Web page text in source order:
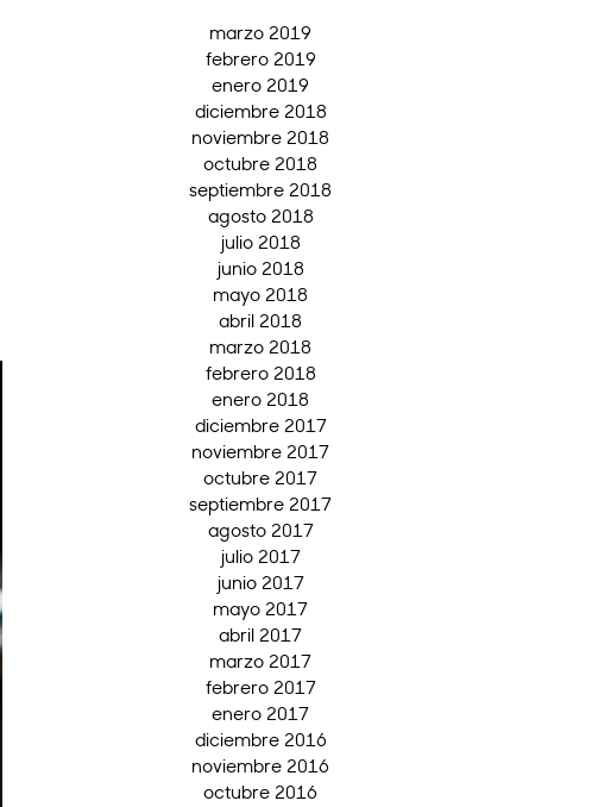
marzo 2019
febrero 2019
enero 2019
diciembre 2018
noviembre 2018
octubre 2018
septiembre 2018
agosto 2018
julio 2018
junio 2018
mayo 2018
abril 2018
marzo 2018
febrero 2018
enero 2018
diciembre 2017
noviembre 2017
octubre 2017
septiembre 2017
agosto 2017
julio 2017
junio 2017
mayo 2017
abril 2017
marzo 2017
febrero 2017
enero 2017
diciembre 2016
noviembre 2016
octubre 2016